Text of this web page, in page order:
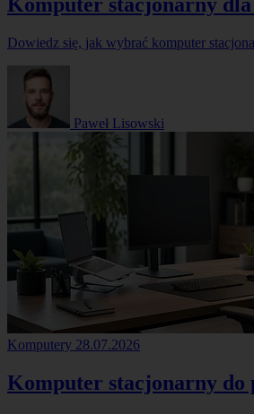
Komputer stacjonarny
Dowiedz się, jak wybrać komputer
Paweł Lisowski
Komputery 28.07.2026
Komputer stacjonarny do